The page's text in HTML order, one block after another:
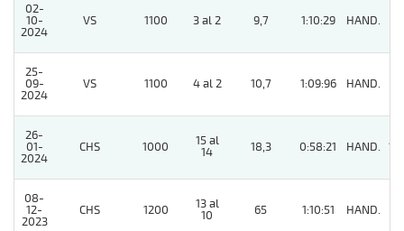
02-
10-
2024
VS 1100 3 al 2 9,7 1:10:29 HAND.
25-
09-
2024
VS 1100 4 al 2 10,7 1:09:96 HAND.
26-
01-
2024
CHS 1000
15 al
14
18,3 0:58:21 HAND. 13
08-
12-
2023
CHS 1200
13 al
10
65 1:10:51 HAND.